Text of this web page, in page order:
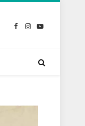
Facebook
Instagram
YouTube